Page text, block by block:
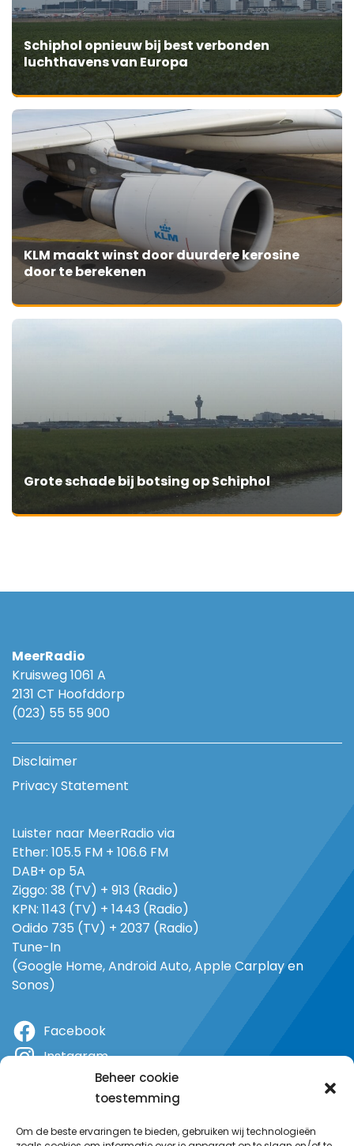
Beheer cookie
toestemming
Om de beste ervaringen te bieden, gebruiken wij technologieën
Schiphol opnieuw bij best verbonden
luchthavens van Europa
KLM maakt winst door duurdere kerosine
door te berekenen
Grote schade bij botsing op Schiphol
MeerRadio
Kruisweg 1061 A
2131 CT Hoofddorp
(023) 55 55 900
Disclaimer
Privacy Statement
Luister naar MeerRadio via
Ether: 105.5 FM + 106.6 FM
DAB+ op 5A
Ziggo: 38 (TV) + 913 (Radio)
KPN: 1143 (TV) + 1443 (Radio)
Odido 735 (TV) + 2037 (Radio)
Tune-In
(Google Home, Android Auto, Apple Carplay en
Sonos)
Facebook
Instagram
YouTube